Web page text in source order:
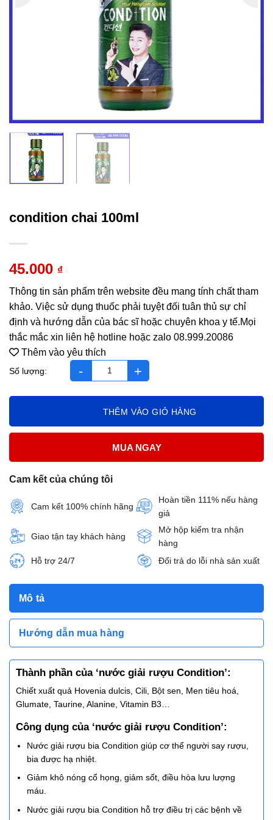
condition chai 100ml
45.000 ₫
condition chai 100ml số lượng
THÊM VÀO GIỎ HÀNG
MUA NGAY
Thông tin sản phẩm trên website đều mang tính chất tham
khảo. Việc sử dụng thuốc phải tuyệt đối tuân thủ sự chỉ
định và hướng dẫn của bác sĩ hoặc chuyên khoa y tế.Mọi
thắc mắc xin liên hệ hotline hoặc zalo 08.999.20086
Cam kết của chúng tôi
Cam kết 100% chính hãng
Hoàn tiền 111% nếu hàng
giả
Giao tận tay khách hàng
Mở hộp kiểm tra nhận
hàng
Hỗ trợ 24/7
Đổi trả do lỗi nhà sản xuất
Thêm vào yêu thích
Mô tả
Hướng dẫn mua hàng
Thành phần của ‘nước giải rượu Condition’:
Chiết xuất quả Hovenia dulcis, Cili, Bột sen, Men tiêu hoá,
Glumate, Taurine, Alanine, Vitamin B3…
Công dụng của ‘nước giải rượu Condition’:
Nước giải rượu bia Condition giúp cơ thể người say rượu,
bia được hạ nhiệt.
Giảm khô nóng cổ họng, giảm sốt, điều hòa lưu lượng
máu.
Nước giải rượu bia Condition hỗ trợ điều trị các bệnh về